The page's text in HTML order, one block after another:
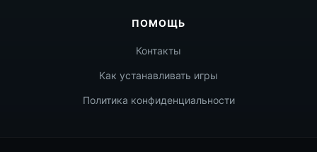
ПОМОЩЬ
Контакты
Как устанавливать игры
Политика конфиденциальности